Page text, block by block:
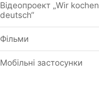
Відеопроект „Wir kochen
deutsch“
Фільми
Мобільні застосунки